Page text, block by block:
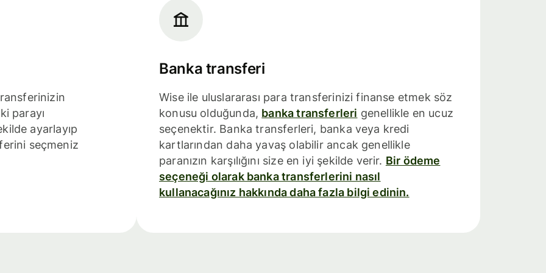
parayı
ayarlayıp
seçmeniz
Banka transferi
Wise ile uluslararası para transferinizi finanse etmek söz
konusu olduğunda, banka transferleri genellikle en ucuz
seçenektir. Banka transferleri, banka veya kredi
kartlarından daha yavaş olabilir ancak genellikle
paranızın karşılığını size en iyi şekilde verir. Bir ödeme
seçeneği olarak banka transferlerini nasıl
kullanacağınız hakkında daha fazla bilgi edinin.